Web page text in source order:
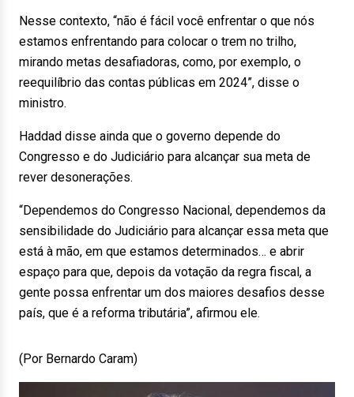
Nesse contexto, “não é fácil você enfrentar o que nós
estamos enfrentando para colocar o trem no trilho,
mirando metas desafiadoras, como, por exemplo, o
reequilíbrio das contas públicas em 2024”, disse o
ministro.
Haddad disse ainda que o governo depende do
Congresso e do Judiciário para alcançar sua meta de
rever desonerações.
“Dependemos do Congresso Nacional, dependemos da
sensibilidade do Judiciário para alcançar essa meta que
está à mão, em que estamos determinados… e abrir
espaço para que, depois da votação da regra fiscal, a
gente possa enfrentar um dos maiores desafios desse
país, que é a reforma tributária”, afirmou ele.
(Por Bernardo Caram)